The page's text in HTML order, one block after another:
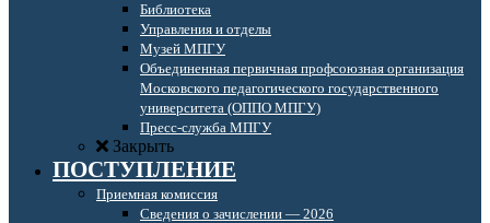
Библиотека
Управления и отделы
Музей МПГУ
Объединенная первичная профсоюзная организация
Московского педагогического государственного
университета (ОППО МПГУ)
Пресс-служба МПГУ
Закрыть
ПОСТУПЛЕНИЕ
Приемная комиссия
Сведения о зачислении — 2026